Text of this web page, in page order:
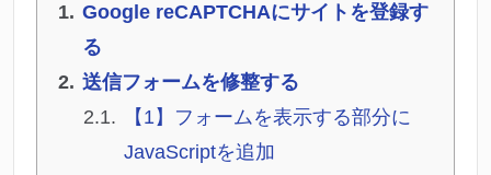
Google reCAPTCHAにサイトを登録す
る
送信フォームを修整する
【1】フォームを表示する部分に
JavaScriptを追加